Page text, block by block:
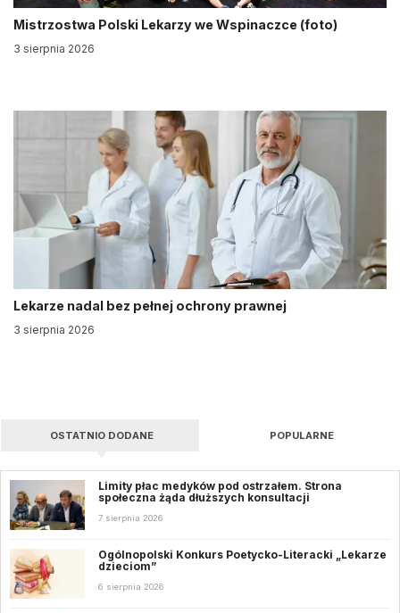
Mistrzostwa Polski Lekarzy we Wspinaczce (foto)
3 sierpnia 2026
Lekarze nadal bez pełnej ochrony prawnej
3 sierpnia 2026
OSTATNIO DODANE POPULARNE
Limity płac medyków pod ostrzałem. Strona
społeczna żąda dłuższych konsultacji
7 sierpnia 2026
Ogólnopolski Konkurs Poetycko-Literacki „Lekarze
dzieciom”
6 sierpnia 2026